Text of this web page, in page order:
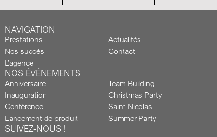
NAVIGATION
Prestations
Nos succès
L’agence
Actualités
Contact
NOS ÉVÉNEMENTS
Anniversaire
Inauguration
Conférence
Lancement de produit
Team Building
Christmas Party
Saint-Nicolas
Summer Party
SUIVEZ-NOUS !